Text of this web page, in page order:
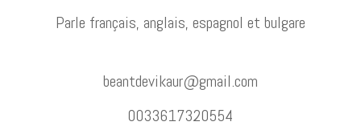
Parle français, anglais, espagnol et bulgare
beantdevikaur@gmail.com
0033617320554